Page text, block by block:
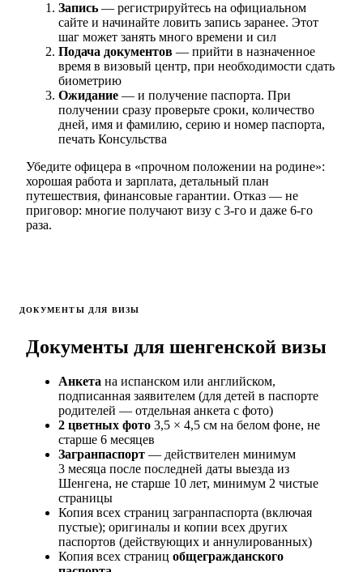
Запись — регистрируйтесь на официальном
сайте и начинайте ловить запись заранее. Этот
шаг может занять много времени и сил
Подача документов — прийти в назначенное
время в визовый центр, при необходимости сдать
биометрию
Ожидание — и получение паспорта. При
получении сразу проверьте сроки, количество
дней, имя и фамилию, серию и номер паспорта,
печать Консульства
Убедите офицера в «прочном положении на родине»:
хорошая работа и зарплата, детальный план
путешествия, финансовые гарантии. Отказ — не
приговор: многие получают визу с 3-го и даже 6-го
раза.
ДОКУМЕНТЫ ДЛЯ ВИЗЫ
Документы для шенгенской визы
Анкета на испанском или английском,
подписанная заявителем (для детей в паспорте
родителей — отдельная анкета с фото)
2 цветных фото 3,5 × 4,5 см на белом фоне, не
старше 6 месяцев
Загранпаспорт — действителен минимум
3 месяца после последней даты выезда из
Шенгена, не старше 10 лет, минимум 2 чистые
страницы
Копия всех страниц загранпаспорта (включая
пустые); оригиналы и копии всех других
паспортов (действующих и аннулированных)
Копия всех страниц общегражданского